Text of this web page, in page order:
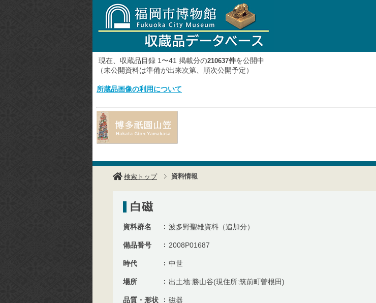
現在、収蔵品目録 1〜41 掲載分の210637件を公開中
（未公開資料は準備が出来次第、順次公開予定）
所蔵品画像の利用について
検索トップ 資料情報
白磁
資料群名 波多野聖雄資料（追加分）
備品番号 2008P01687
時代 中世
場所 出土地:勝山谷(現住所:筑前町曽根田)
品質・形状 磁器